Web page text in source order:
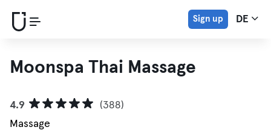
Sign up DE
Moonspa Thai Massage
4.9
(388)
Massage